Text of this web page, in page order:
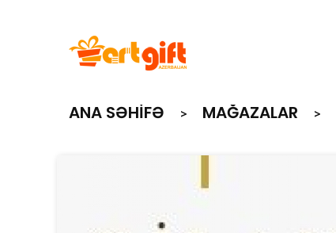
ANA SƏHIFƏ MAĞAZALAR